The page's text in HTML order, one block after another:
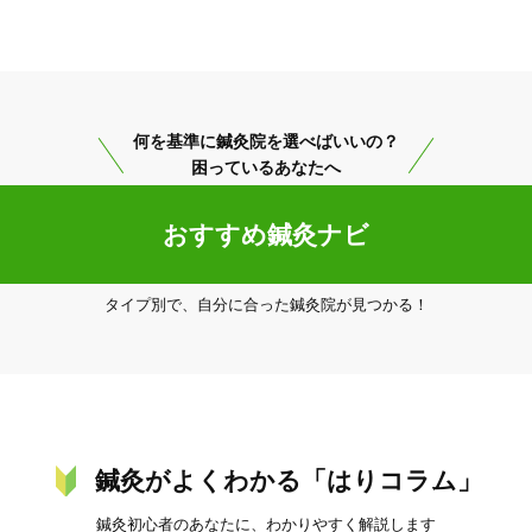
20時以降OK 当日予約
何を基準に鍼灸院を選べばいいの？
困っているあなたへ
おすすめ鍼灸ナビ
タイプ別で、自分に合った鍼灸院が見つかる！
鍼灸がよくわかる「はりコラム」
鍼灸初心者のあなたに、わかりやすく解説します